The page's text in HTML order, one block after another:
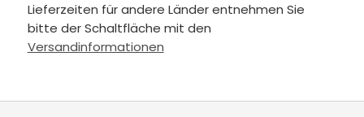
Lieferzeiten für andere Länder entnehmen Sie
bitte der Schaltfläche mit den
Versandinformationen